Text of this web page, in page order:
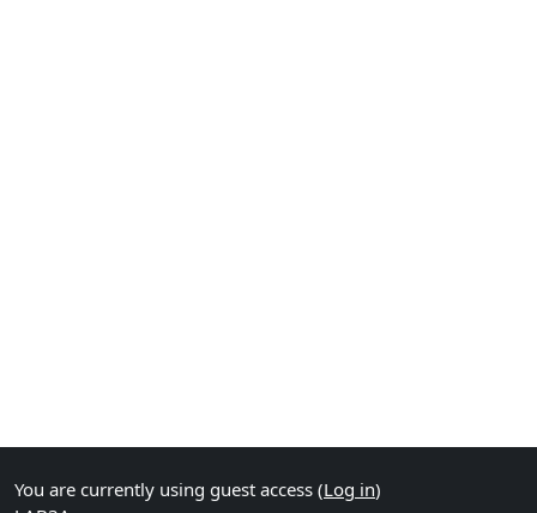
You are currently using guest access (Log in)